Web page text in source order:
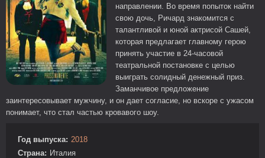
направлении. Во время попыток найти
свою дочь, Ричард знакомится с
талантливой и юной актрисой Сашей,
которая предлагает главному герою
принять участие в 24-часовой
театральной постановке с целью
выиграть солидный денежный приз.
Заманчивое предложение
заинтересовывает мужчину, и он дает согласие, но вскоре с ужасом
понимает, что стал частью кровавого шоу.
Год выпуска: 2018
Страна: Италия